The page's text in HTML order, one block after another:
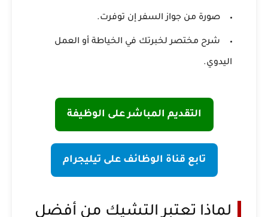
صورة من جواز السفر إن توفرت.
شرح مختصر لخبرتك في الخياطة أو العمل
اليدوي.
التقديم المباشر على الوظيفة
تابع قناة الوظائف على تيليجرام
لماذا تعتبر التشيك من أفضل